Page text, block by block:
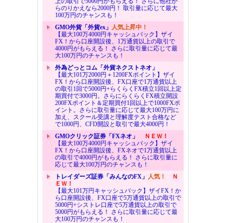
らのりかえなら2000円！ 取引量に応じて最大
100万円のチャンスも！
GMO外貨「外貨ex」 人気上昇中！
【最大100万4000円キャッシュバック】ザイ
FX！から口座開設後、1万通貨以上の取引で
4000円がもらえる！ さらに取引量に応じて最
大100万円のチャンスも！
外為どっとコム「外貨ネクストネオ」
【最大101万2000円＋1200FXポイント】ザイ
FX！から口座開設後、FX口座で1万通貨以上
の取引1回で5000円+らくらくFX積立1回以上定
期買付で3000円。さらにらくらくFX積立開設
200FXポイント＆定期買付1回以上で1000FXポ
イント。さらに取引量に応じて最大100万円に
加え、スクール受講と理解度テスト合格など
で1000円、CFD開設と取引で最大4000円！
GMOクリック証券「FXネオ」
ＮＥＷ！
【最大100万4000円キャッシュバック】ザイ
FX！から口座開設後、FXネオで1万通貨以上
の取引で4000円がもらえる！ さらに取引量に
応じて最大100万円のチャンスも！
トレイダーズ証券「みんなのFX」 人気！
Ｎ
ＥＷ！
【最大101万円キャッシュバック】ザイFX！か
ら口座開設後、FX口座で5万通貨以上の取引で
5000円+シストレ口座で5万通貨以上の取引で
5000円がもらえる！ さらに取引量に応じて最
大100万円のチャンスも！